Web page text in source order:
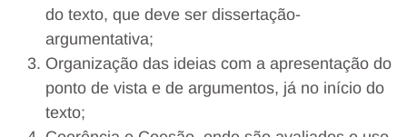
do texto, que deve ser dissertação-
argumentativa;
Organização das ideias com a apresentação do
ponto de vista e de argumentos, já no início do
texto;